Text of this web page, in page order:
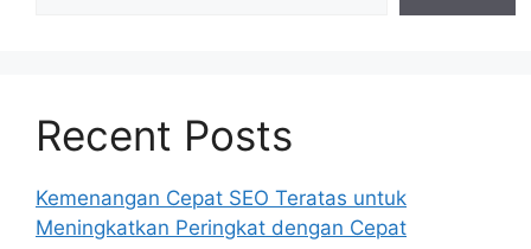
Recent Posts
Kemenangan Cepat SEO Teratas untuk
Meningkatkan Peringkat dengan Cepat